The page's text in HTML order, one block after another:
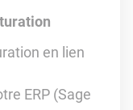
en lien
ERP (Sage